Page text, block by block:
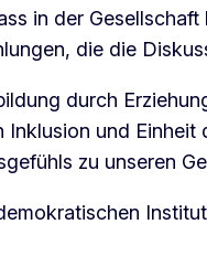
in der
die die
durch
Inklusion und Einheit
zu unseren